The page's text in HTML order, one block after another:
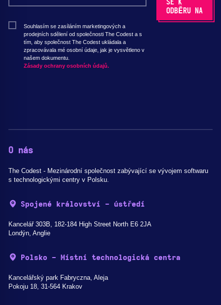
Souhlasím se zasíláním marketingových a
prodejních sdělení od společnosti The Codest a s
tím, aby společnost The Codest ukládala a
zpracovávala mé osobní údaje, jak je vysvětleno v
našem dokumentu.
Zásady ochrany osobních údajů.
O nás
The Codest - Mezinárodní společnost zabývající se vývojem softwaru
s technologickými centry v Polsku.
Spojené království - ústředí
Kancelář 303B, 182-184 High Street North E6 2JA
Londýn, Anglie
Polsko - Místní technologická centra
Kancelářský park Fabryczna, Aleja
Pokoju 18, 31-564 Krakov